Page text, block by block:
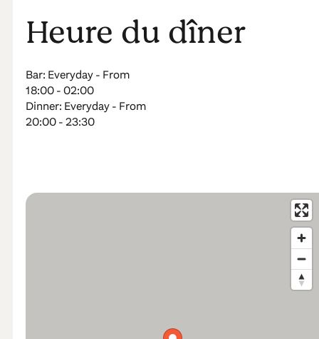
Heure du dîner
Bar: Everyday - From
18:00 - 02:00
Dinner: Everyday - From
20:00 - 23:30